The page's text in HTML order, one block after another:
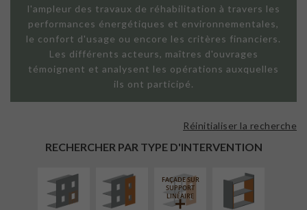
l'ampleur des travaux de réhabilitation à travers les
performances énergétiques et environnementales,
le confort d'usage ou encore les critères financiers.
Les différents acteurs, maîtres d'ouvrages
témoignent et analysent les opérations auxquelles
ils ont participé.
RECHERCHER PAR TYPE D'INTERVENTION
Réinitialiser la recherche
EXTÉRIEURE
FAÇADE SUR
SUPPORT
LINÉAIRE
ISOLATION
INTÉRIEURE
RÉAMÉNAGEMENT
INTÉRIEUR
RÉFECTION DES
TOITURES
SURÉLÉVATION
EXTENSION